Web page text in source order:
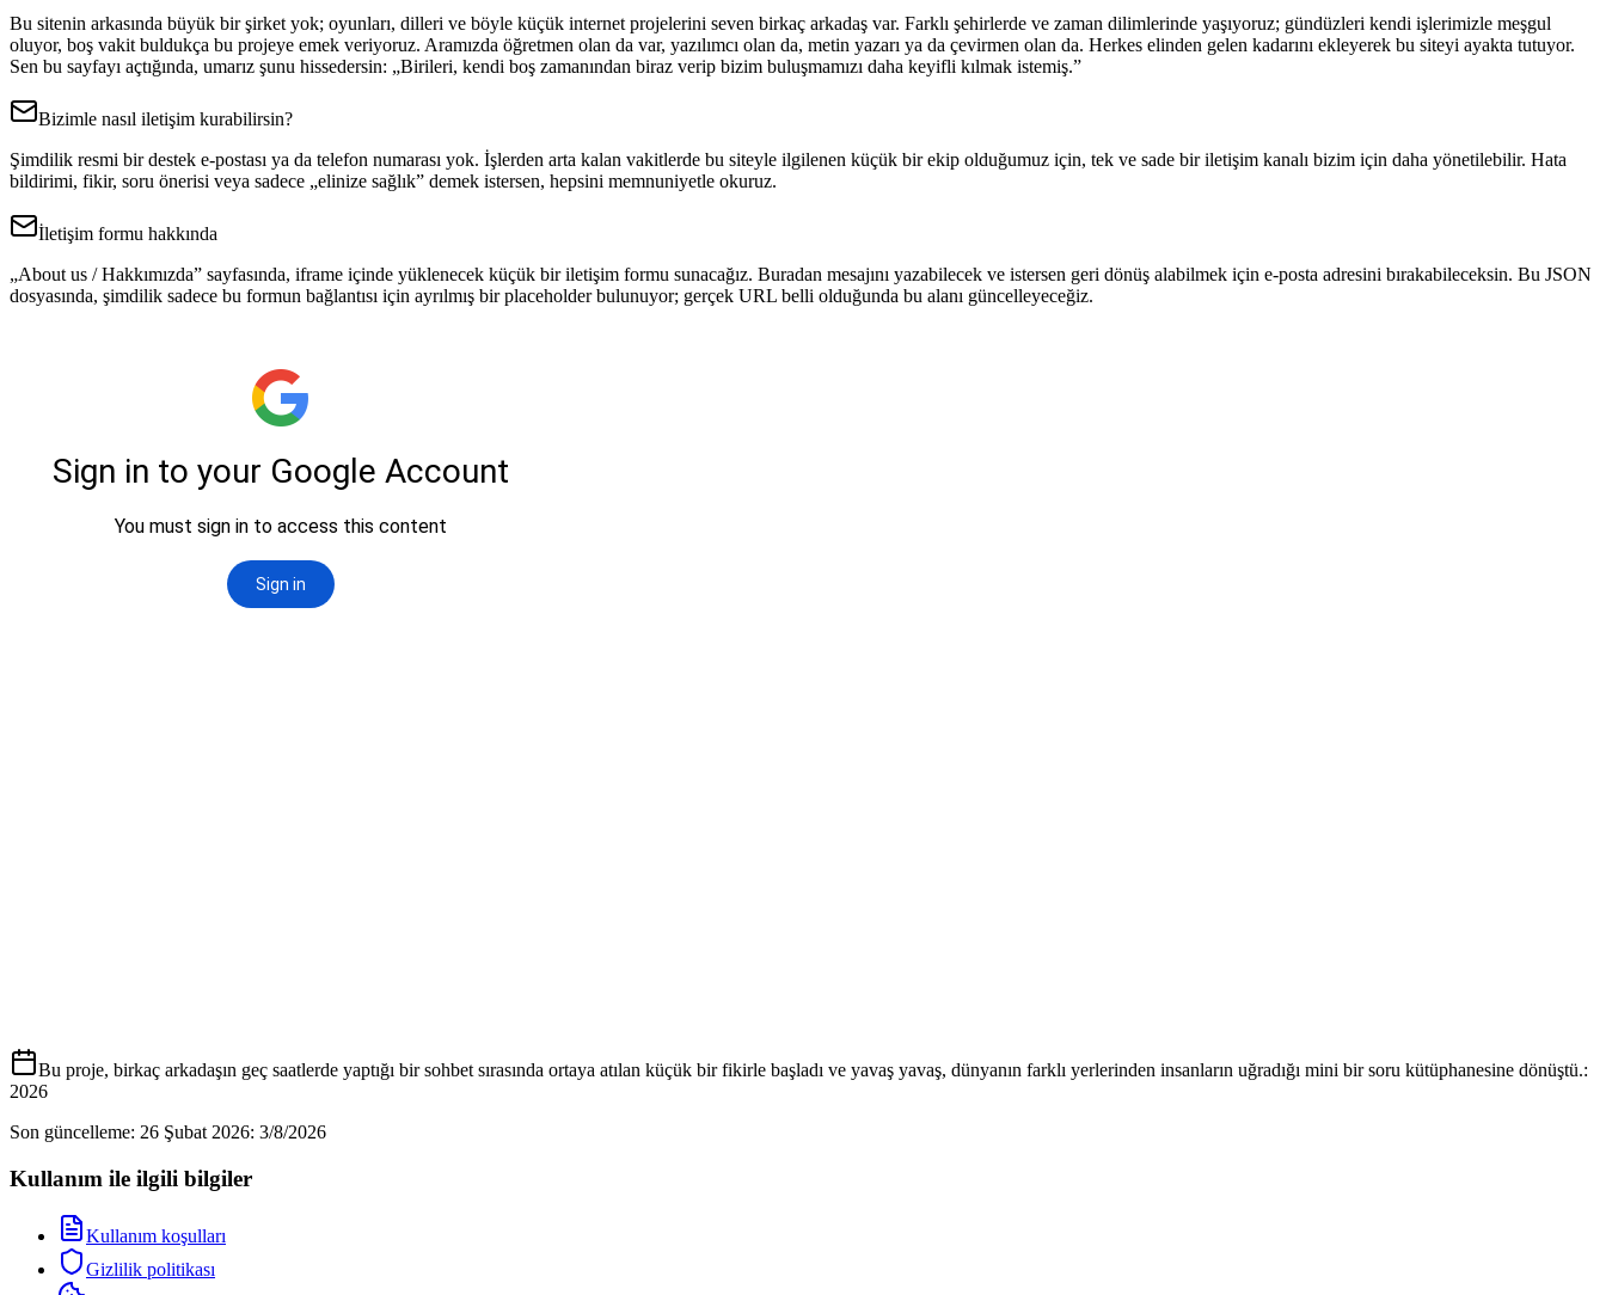
Bu sitenin arkasında büyük bir şirket yok; oyunları, dilleri ve böyle küçük internet projelerini seven birkaç arkadaş var. Farklı şehirlerde ve zaman dilimlerinde yaşıyoruz; gündüzleri kendi işlerimizle meşgul
oluyor, boş vakit buldukça bu projeye emek veriyoruz. Aramızda öğretmen olan da var, yazılımcı olan da, metin yazarı ya da çevirmen olan da. Herkes elinden gelen kadarını ekleyerek bu siteyi ayakta tutuyor.
Sen bu sayfayı açtığında, umarız şunu hissedersin: „Birileri, kendi boş zamanından biraz verip bizim buluşmamızı daha keyifli kılmak istemiş.”
Bizimle nasıl iletişim kurabilirsin?
Şimdilik resmi bir destek e‑postası ya da telefon numarası yok. İşlerden arta kalan vakitlerde bu siteyle ilgilenen küçük bir ekip olduğumuz için, tek ve sade bir iletişim kanalı bizim için daha yönetilebilir. Hata
bildirimi, fikir, soru önerisi veya sadece „elinize sağlık” demek istersen, hepsini memnuniyetle okuruz.
İletişim formu hakkında
„About us / Hakkımızda” sayfasında, iframe içinde yüklenecek küçük bir iletişim formu sunacağız. Buradan mesajını yazabilecek ve istersen geri dönüş alabilmek için e‑posta adresini bırakabileceksin. Bu JSON
dosyasında, şimdilik sadece bu formun bağlantısı için ayrılmış bir placeholder bulunuyor; gerçek URL belli olduğunda bu alanı güncelleyeceğiz.
Bu proje, birkaç arkadaşın geç saatlerde yaptığı bir sohbet sırasında ortaya atılan küçük bir fikirle başladı ve yavaş yavaş, dünyanın farklı yerlerinden insanların uğradığı mini bir soru kütüphanesine dönüştü.:
2026
Son güncelleme: 26 Şubat 2026: 3/8/2026
Kullanım ile ilgili bilgiler
Kullanım koşulları
Gizlilik politikası